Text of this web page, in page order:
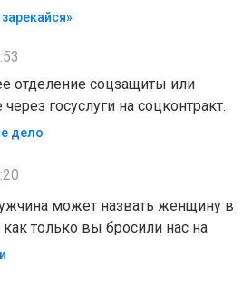
отделение соцзащиты или
госуслуги на соцконтракт.
дело
может назвать женщину в
только вы бросили нас на